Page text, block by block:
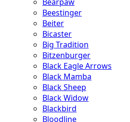
Beestinger
Beiter
Bicaster
Big Tradition
Bitzenburger
Black Eagle Arrows
Black Mamba
Black Sheep
Black Widow
Blackbird
Bloodline